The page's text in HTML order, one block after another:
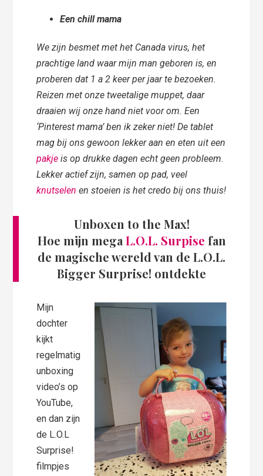
Een chill mama
We zijn besmet met het Canada virus, het
prachtige land waar mijn man geboren is, en
proberen dat 1 a 2 keer per jaar te bezoeken.
Reizen met onze tweetalige muppet, daar
draaien wij onze hand niet voor om. Een
‘Pinterest mama’ ben ik zeker niet! De tablet
mag bij ons gewoon lekker aan en eten uit een
pakje is op drukke dagen echt geen probleem.
Lekker actief zijn, samen op pad, veel
knutselen en stoeien is het credo bij ons thuis!
Unboxen to the Max!
Hoe mijn mega L.O.L. Surpise fan
de magische wereld van de L.O.L.
Bigger Surprise! ontdekte
Mijn
dochter
kijkt
regelmatig
unboxing
video’s op
YouTube,
en dan zijn
de L.O.L
Surprise!
filmpjes